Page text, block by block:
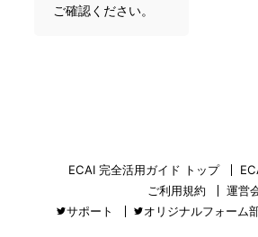
ご確認ください。
ECAI 完全活用ガイド トップ
ご利用規約
運営
サポート
オリジナルフォーム